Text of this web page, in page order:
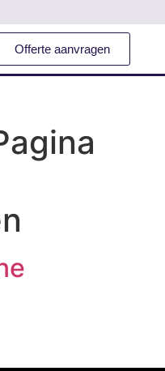
Offerte aanvragen